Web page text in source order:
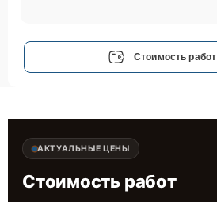
Стоимость работ
АКТУАЛЬНЫЕ ЦЕНЫ
Стоимость работ